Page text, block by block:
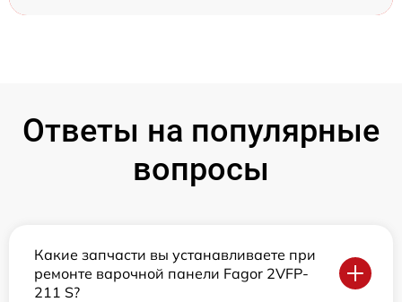
Ответы на популярные
вопросы
Какие запчасти вы устанавливаете при
ремонте варочной панели Fagor 2VFP-
211 S?